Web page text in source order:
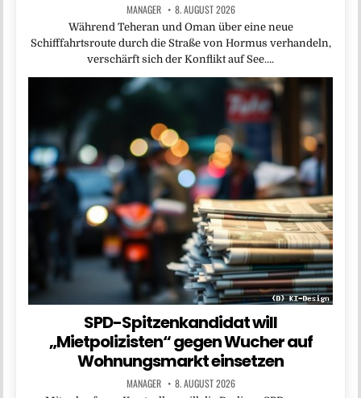
MANAGER 8. AUGUST 2026
Während Teheran und Oman über eine neue
Schifffahrtsroute durch die Straße von Hormus verhandeln,
verschärft sich der Konflikt auf See….
SPD-Spitzenkandidat will
„Mietpolizisten“ gegen Wucher auf
Wohnungsmarkt einsetzen
MANAGER 8. AUGUST 2026